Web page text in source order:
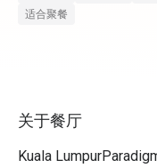
适合聚餐
关于餐厅
Kuala